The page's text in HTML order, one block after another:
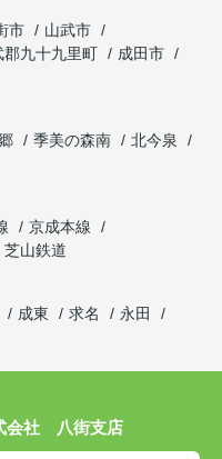
市
山武市
郡九十九里町
成田市
季美の森南
北今泉
京成本線
芝山鉄道
成東 求名
永田
会社 八街支店